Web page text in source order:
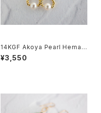
14KGF Akoya Pearl Hemati
te Earrings[kgf5576]
¥3,550